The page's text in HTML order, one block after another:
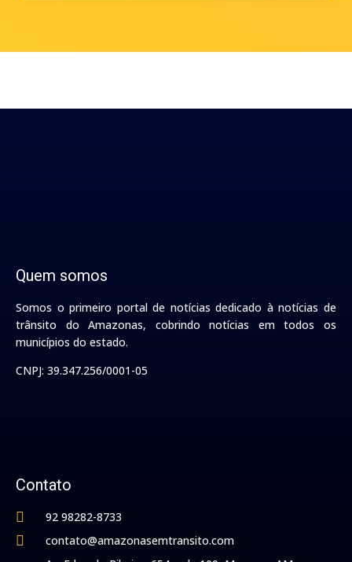
Quem somos
Somos o primeiro portal de notícias dedicado à notícias de
trânsito do Amazonas, cobrindo notícias em todos os
municípios do estado.
CNPJ: 39.347.256/0001-05
Contato
92 98282-8733
contato@amazonasemtransito.com